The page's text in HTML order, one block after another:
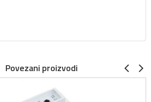
Povezani proizvodi